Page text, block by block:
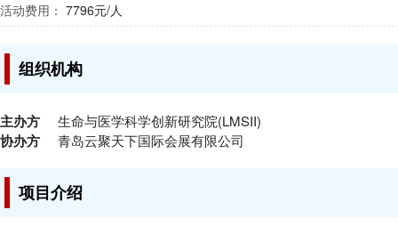
活动费用： 7796元/人
组织机构
主办方 生命与医学科学创新研究院(LMSII)
协办方 青岛云聚天下国际会展有限公司
项目介绍